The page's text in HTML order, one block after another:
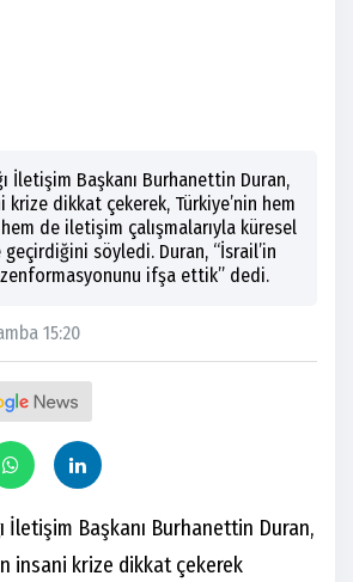
İletişim Başkanı Burhanettin Duran,
krize dikkat çekerek, Türkiye’nin hem
de iletişim çalışmalarıyla küresel
söyledi. Duran, “İsrail’in
ifşa ettik” dedi.
15:20
İletişim Başkanı Burhanettin Duran,
insani krize dikkat çekerek